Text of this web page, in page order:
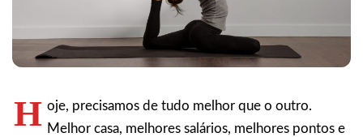
H oje, precisamos de tudo melhor que o outro.
Melhor casa, melhores salários, melhores pontos e